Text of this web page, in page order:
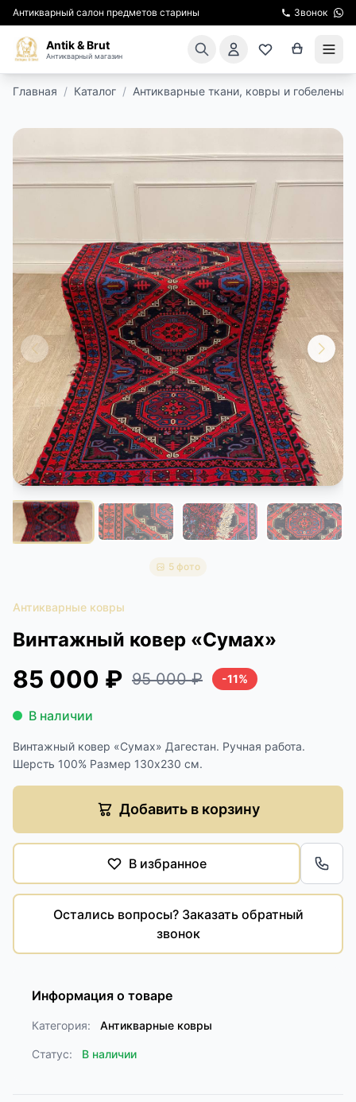
Антикварный салон предметов старины Звонок
Antik & Brut
Антикварный магазин
ЭКСКУРСИИ
РЕСТАВРАЦИЯ
КУРСЫ ПО РЕСТАВРАЦИИ
КОНТАКТЫ
ДОСТАВКА И ОПЛАТА
Главная / Каталог / Антикварные ткани, ковры и гобелены
5 фото
Антикварные ковры
Винтажный ковер «Сумах»
85 000 ₽ 95 000 ₽ -11%
В наличии
Винтажный ковер «Сумах» Дагестан. Ручная работа.
Шерсть 100% Размер 130х230 см.
Добавить в корзину
В избранное
Остались вопросы? Заказать обратный
звонок
Информация о товаре
Категория: Антикварные ковры
Статус: В наличии